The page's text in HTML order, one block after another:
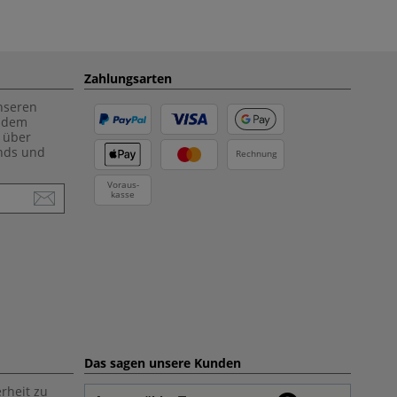
über
und
Zahlungsarten
Rechnung
Voraus-
kasse
zu
Das sagen unsere Kunden